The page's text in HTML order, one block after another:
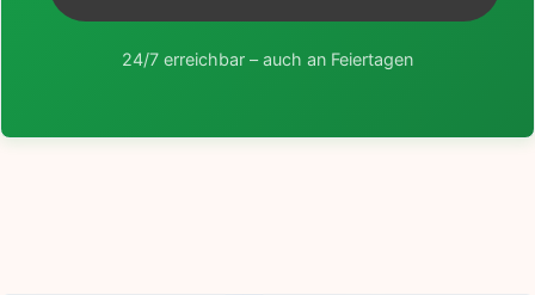
24/7 erreichbar – auch an Feiertagen